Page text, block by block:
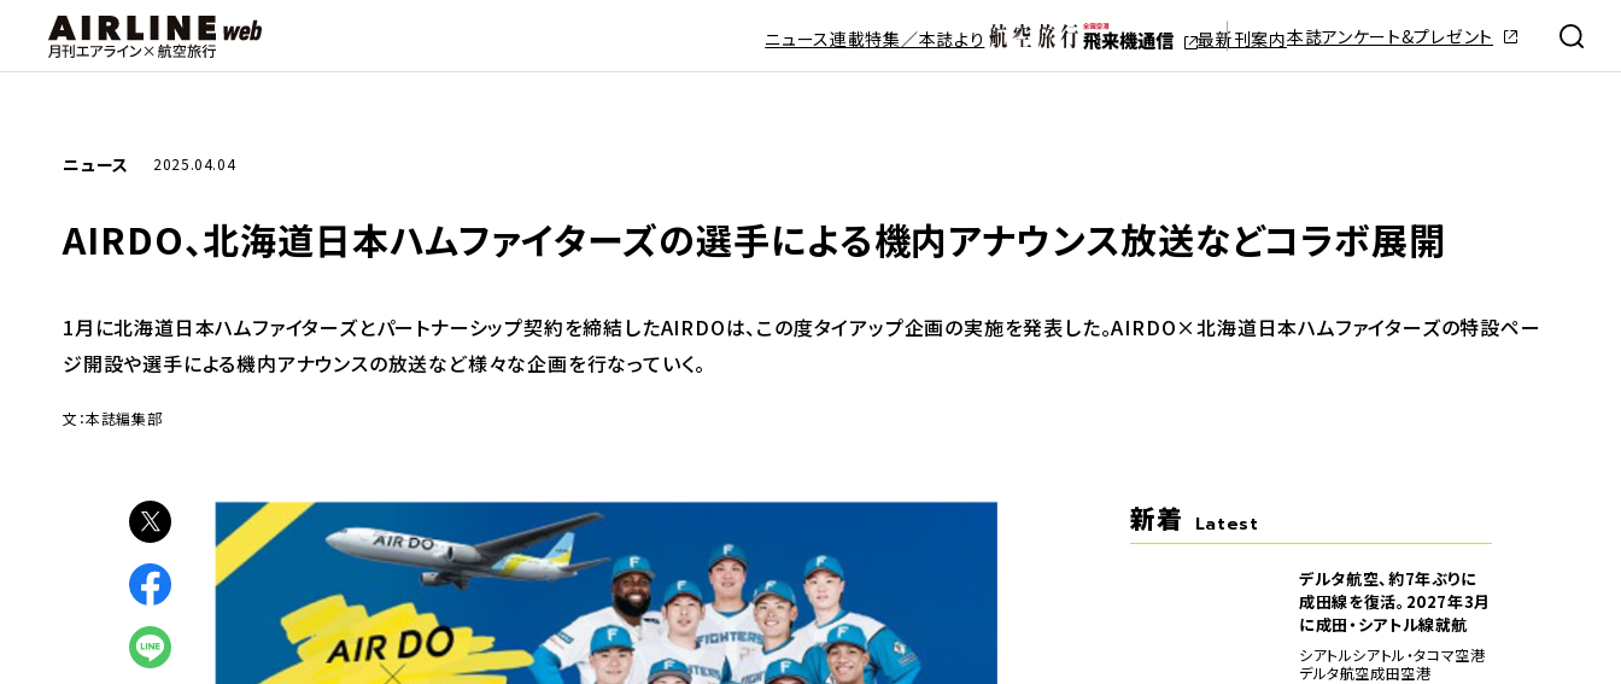
ニュース連載特集／本誌より 最新刊案内本誌アンケート&プレゼント
ニュース 2025.04.04
AIRDO、北海道日本ハムファイターズの選手による機内アナウンス放送などコラボ展開
1月に北海道日本ハムファイターズとパートナーシップ契約を締結したAIRDOは、この度タイアップ企画の実施を発表した。AIRDO×北海道日本ハムファイターズの特設ペー
ジ開設や選手による機内アナウンスの放送など様々な企画を行なっていく。
文：本誌編集部
新着 Latest
デルタ航空、約7年ぶりに
成田線を復活。2027年3月
に成田・シアトル線就航
シアトルシアトル・タコマ空港
デルタ航空成田空港